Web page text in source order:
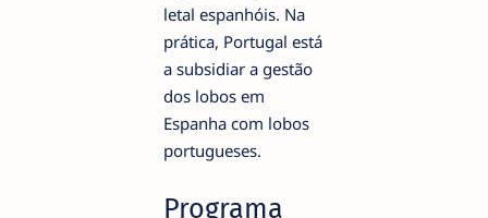
letal espanhóis. Na
prática, Portugal está
a subsidiar a gestão
dos lobos em
Espanha com lobos
portugueses.
Programa